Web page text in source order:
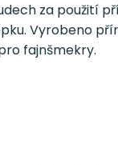
za použití
Vyrobeno
fajnšmekry.